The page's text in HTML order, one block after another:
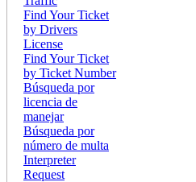
Find Your Ticket
by Drivers
License
Find Your Ticket
by Ticket Number
Búsqueda por
licencia de
manejar
Búsqueda por
número de multa
Interpreter
Request